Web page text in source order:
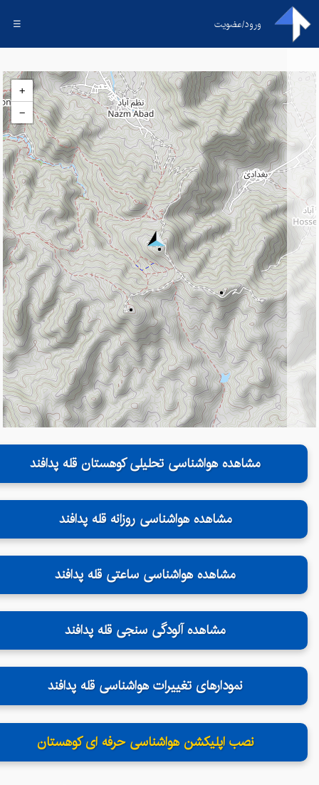
ورود/عضویت ☰
+
−
مشاهده هواشناسی تحلیلی کوهستان قله پدافند
مشاهده هواشناسی روزانه قله پدافند
مشاهده هواشناسی ساعتی قله پدافند
مشاهده آلودگی سنجی قله پدافند
نمودارهای تغییرات هواشناسی قله پدافند
نصب اپلیکشن هواشناسی حرفه ای کوهستان